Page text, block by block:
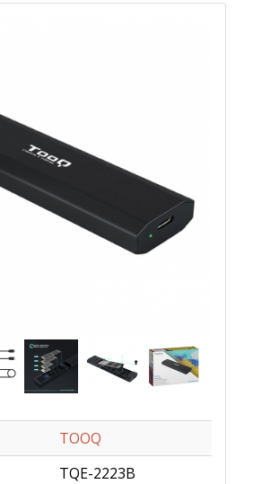
TOOQ
TQE-2223B